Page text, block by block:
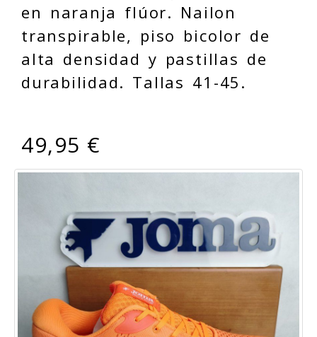
en naranja flúor. Nailon
transpirable, piso bicolor de
alta densidad y pastillas de
durabilidad. Tallas 41-45.
49,95 €